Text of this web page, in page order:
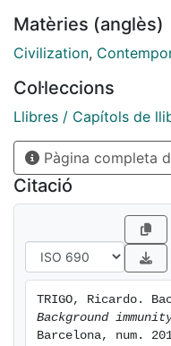
visibles els
neutralitzen dins les
progrés incideix en la
representació artística
dependència tècnica
científic i els
social de la tecnologia.
Matèries (anglès)
Civilization,
Col·leccions
Llibres / Capítols de
Pàgina completa
Citació
Background
Barcelona, num.